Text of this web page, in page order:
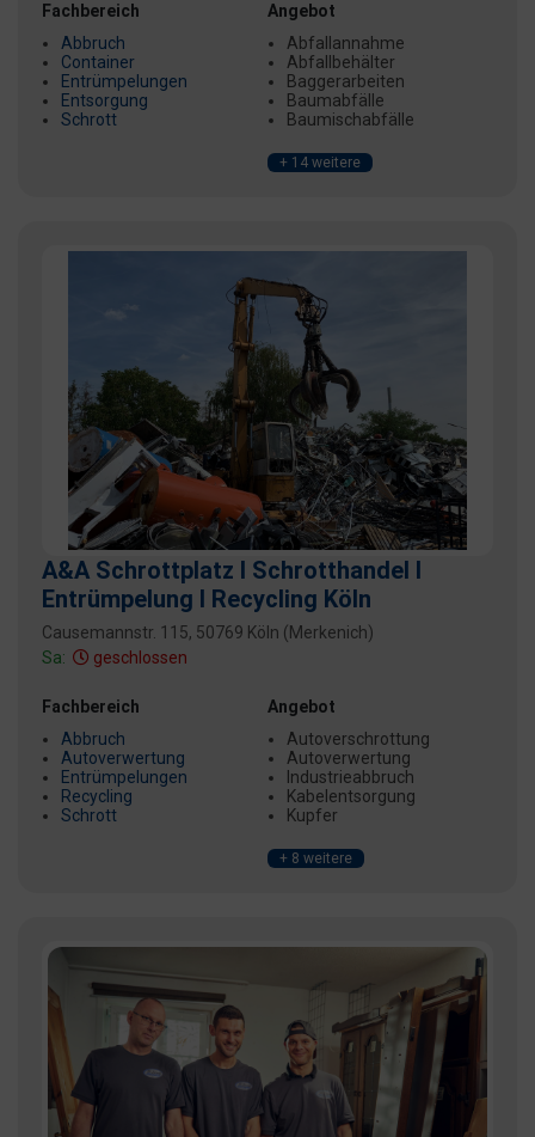
Fachbereich
Abbruch
Container
Entrümpelungen
Entsorgung
Schrott
Angebot
Abfallannahme
Abfallbehälter
Baggerarbeiten
Baumabfälle
Baumischabfälle
+ 14 weitere
A&A Schrottplatz I Schrotthandel I
Entrümpelung I Recycling Köln
Causemannstr. 115, 50769 Köln (Merkenich)
Sa:
geschlossen
Fachbereich
Abbruch
Autoverwertung
Entrümpelungen
Recycling
Schrott
Angebot
Autoverschrottung
Autoverwertung
Industrieabbruch
Kabelentsorgung
Kupfer
+ 8 weitere